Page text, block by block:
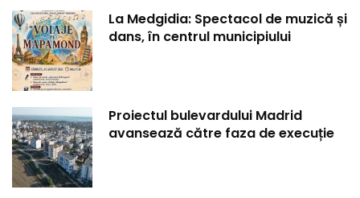
La Medgidia: Spectacol de muzică și
dans, în centrul municipiului
Proiectul bulevardului Madrid
avansează către faza de execuție